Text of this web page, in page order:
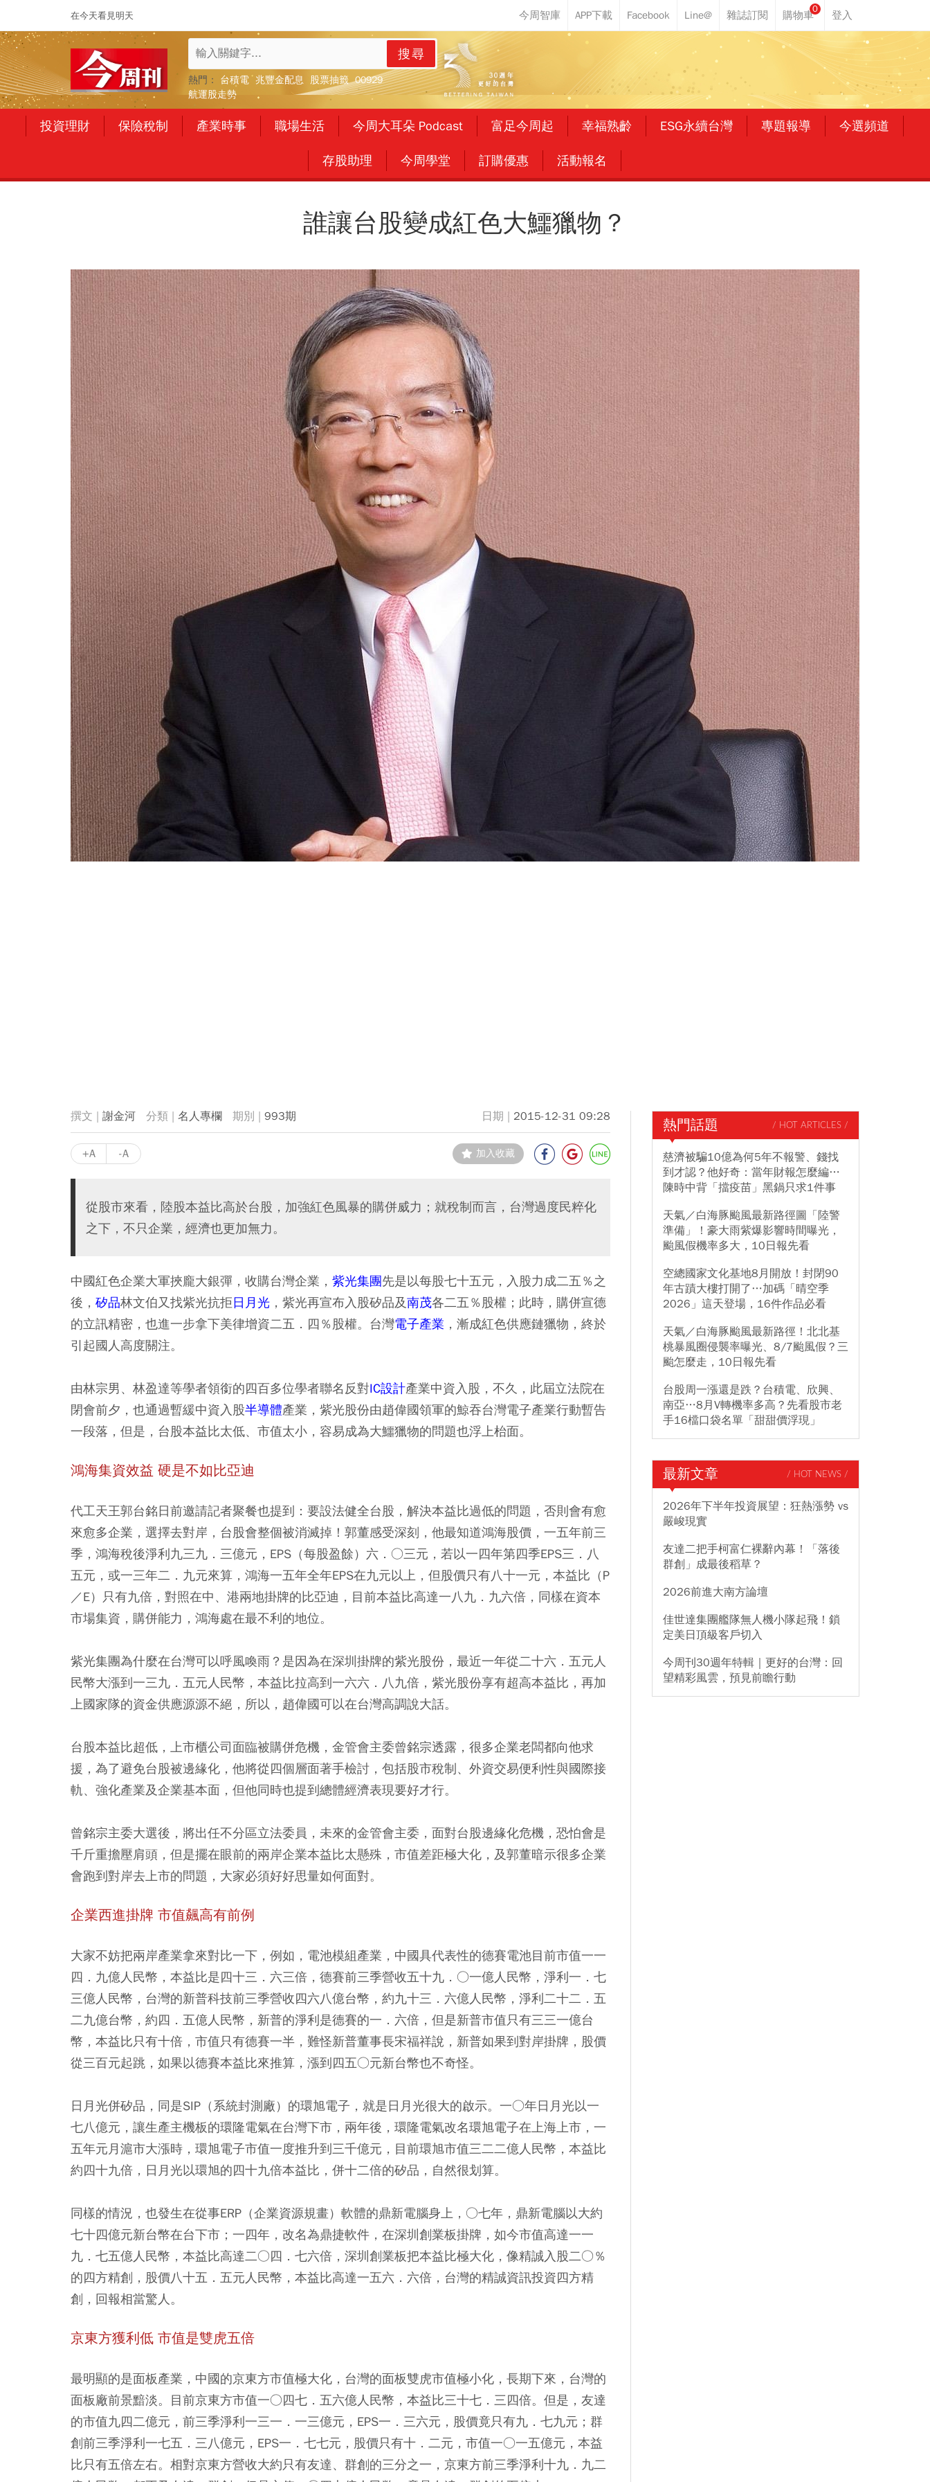
在今天看見明天
0
搜尋
熱門： 台積電 兆豐金配息 股票抽籤 00929
航運股走勢
投資理財 保險稅制 產業時事 職場生活 今周大耳朵 Podcast 富足今周起 幸福熟齡 ESG永續台灣 專題報導 今選頻道
存股助理 今周學堂 訂購優惠 活動報名
誰讓台股變成紅色大鱷獵物？
謝金河 名人專欄 993期 2015-12-31 09:28
+A -A 加入收藏
從股市來看，陸股本益比高於台股，加強紅色風暴的購併威力；就稅制而言，台灣過度民粹化
之下，不只企業，經濟也更加無力。
中國紅色企業大軍挾龐大銀彈，收購台灣企業， 紫光集團先是以每股七十五元，入股力成二五％之
後， 矽品林文伯又找紫光抗拒日月光 ，紫光再宣布入股矽品及南茂各二五％股權；此時，購併宣德
的立訊精密，也進一步拿下美律增資二五．四％股權。台灣電子產業 ，漸成紅色供應鏈獵物，終於
引起國人高度關注。
由林宗男、林盈達等學者領銜的四百多位學者聯名反對IC設計產業中資入股，不久，此屆立法院在
閉會前夕，也通過暫緩中資入股半導體產業，紫光股份由趙偉國領軍的鯨吞台灣電子產業行動暫告
一段落，但是，台股本益比太低、市值太小，容易成為大鱷獵物的問題也浮上枱面。
鴻海集資效益 硬是不如比亞迪
代工天王郭台銘日前邀請記者聚餐也提到：要設法健全台股，解決本益比過低的問題，否則會有愈
來愈多企業，選擇去對岸，台股會整個被消滅掉！郭董感受深刻，他最知道鴻海股價，一五年前三
季，鴻海稅後淨利九三九．三億元，EPS（每股盈餘）六．○三元，若以一四年第四季EPS三．八
五元，或一三年二．九元來算，鴻海一五年全年EPS在九元以上，但股價只有八十一元，本益比（P
／E）只有九倍，對照在中、港兩地掛牌的比亞迪，目前本益比高達一八九．九六倍，同樣在資本
市場集資，購併能力，鴻海處在最不利的地位。
紫光集團為什麼在台灣可以呼風喚雨？是因為在深圳掛牌的紫光股份，最近一年從二十六．五元人
民幣大漲到一三九．五元人民幣，本益比拉高到一六六．八九倍，紫光股份享有超高本益比，再加
上國家隊的資金供應源源不絕，所以，趙偉國可以在台灣高調說大話。
台股本益比超低，上市櫃公司面臨被購併危機，金管會主委曾銘宗透露，很多企業老闆都向他求
援，為了避免台股被邊緣化，他將從四個層面著手檢討，包括股市稅制、外資交易便利性與國際接
軌、強化產業及企業基本面，但他同時也提到總體經濟表現要好才行。
曾銘宗主委大選後，將出任不分區立法委員，未來的金管會主委，面對台股邊緣化危機，恐怕會是
千斤重擔壓肩頭，但是擺在眼前的兩岸企業本益比太懸殊，市值差距極大化，及郭董暗示很多企業
會跑到對岸去上市的問題，大家必須好好思量如何面對。
企業西進掛牌 市值飆高有前例
大家不妨把兩岸產業拿來對比一下，例如，電池模組產業，中國具代表性的德賽電池目前市值一一
四．九億人民幣，本益比是四十三．六三倍，德賽前三季營收五十九．○一億人民幣，淨利一．七
三億人民幣，台灣的新普科技前三季營收四六八億台幣，約九十三．六億人民幣，淨利二十二．五
二九億台幣，約四．五億人民幣，新普的淨利是德賽的一．六倍，但是新普市值只有三三一億台
幣，本益比只有十倍，市值只有德賽一半，難怪新普董事長宋福祥說，新普如果到對岸掛牌，股價
從三百元起跳，如果以德賽本益比來推算，漲到四五○元新台幣也不奇怪。
日月光併矽品，同是SIP（系統封測廠）的環旭電子，就是日月光很大的啟示。一○年日月光以一
七八億元，讓生產主機板的環隆電氣在台灣下市，兩年後，環隆電氣改名環旭電子在上海上市，一
五年元月滬市大漲時，環旭電子市值一度推升到三千億元，目前環旭市值三二二億人民幣，本益比
約四十九倍，日月光以環旭的四十九倍本益比，併十二倍的矽品，自然很划算。
同樣的情況，也發生在從事ERP（企業資源規畫）軟體的鼎新電腦身上，○七年，鼎新電腦以大約
七十四億元新台幣在台下市；一四年，改名為鼎捷軟件，在深圳創業板掛牌，如今市值高達一一
九．七五億人民幣，本益比高達二○四．七六倍，深圳創業板把本益比極大化，像精誠入股二○％
的四方精創，股價八十五．五元人民幣，本益比高達一五六．六倍，台灣的精誠資訊投資四方精
創，回報相當驚人。
京東方獲利低 市值是雙虎五倍
最明顯的是面板產業，中國的京東方市值極大化，台灣的面板雙虎市值極小化，長期下來，台灣的
面板廠前景黯淡。目前京東方市值一○四七．五六億人民幣，本益比三十七．三四倍。但是，友達
的市值九四二億元，前三季淨利一三一．一三億元，EPS一．三六元，股價竟只有九．七九元；群
創前三季淨利一七五．三八億元，EPS一．七七元，股價只有十．二元，市值一○一五億元，本益
比只有五倍左右。相對京東方營收大約只有友達、群創的三分之一，京東方前三季淨利十九．九二
熱門話題 / HOT ARTICLES /
慈濟被騙10億為何5年不報警、錢找
到才認？他好奇：當年財報怎麼編…
陳時中背「擋疫苗」黑鍋只求1件事
天氣／白海豚颱風最新路徑圖「陸警
準備」！豪大雨紫爆影響時間曝光，
颱風假機率多大，10日報先看
空總國家文化基地8月開放！封閉90
年古蹟大樓打開了…加碼「晴空季
2026」這天登場，16件作品必看
天氣／白海豚颱風最新路徑！北北基
桃暴風圈侵襲率曝光、8/7颱風假？三
颱怎麼走，10日報先看
台股周一漲還是跌？台積電、欣興、
南亞…8月V轉機率多高？先看股市老
手16檔口袋名單「甜甜價浮現」
最新文章 / HOT NEWS /
2026年下半年投資展望：狂熱漲勢 vs
嚴峻現實
友達二把手柯富仁裸辭內幕！「落後
群創」成最後稻草？
2026前進大南方論壇
佳世達集團艦隊無人機小隊起飛！鎖
定美日頂級客戶切入
今周刊30週年特輯｜更好的台灣：回
望精彩風雲，預見前瞻行動